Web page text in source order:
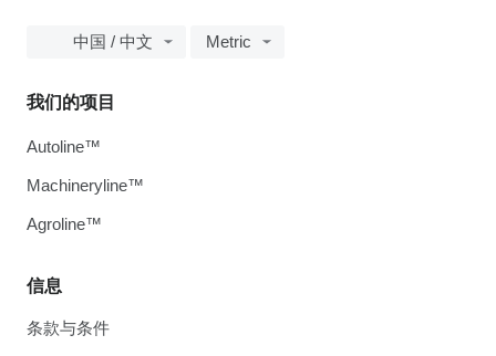
中国 / 中文 Metric
信息
条款与条件
我们的项目
Autoline™
Machineryline™
Agroline™